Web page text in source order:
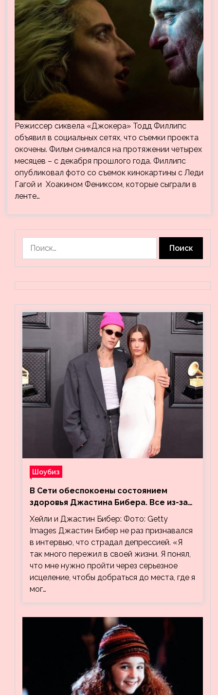
Режиссер сиквела «Джокера» Тодд Филлипс
объявил в социальных сетях, что съемки проекта
окочены. Фильм снимался на протяжении четырех
месяцев – с декабря прошлого года. Филлипс
опубликовал фото со съемок кинокартины с Леди
Гагой и Хоакином Фениксом, которые сыграли в
ленте…
Шоубиз
В Сети обеспокоены состоянием
здоровья Джастина Бибера. Все из-за
видео, на котором его успокаивает
Хейли
Хейли и Джастин Бибер: Фото: Getty
Images Джастин Бибер не раз признавался
в интервью, что страдал депрессией. «Я
так много пережил в своей жизни. Я понял,
что мне нужно пройти через серьезное
исцеление, чтобы добраться до места, где я
мог…